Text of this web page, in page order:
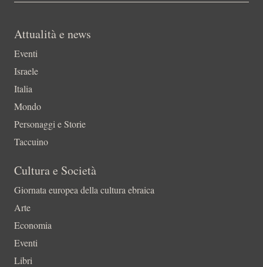
Attualità e news
Eventi
Israele
Italia
Mondo
Personaggi e Storie
Taccuino
Cultura e Società
Giornata europea della cultura ebraica
Arte
Economia
Eventi
Libri